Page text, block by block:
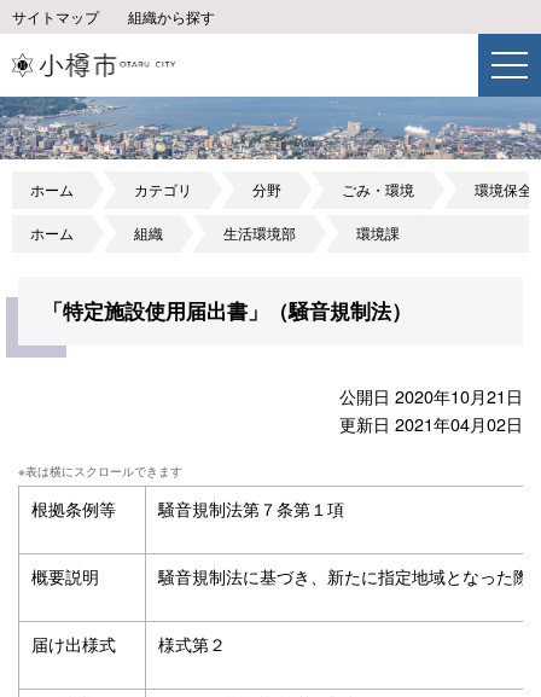
サイトマップ 組織から探す
ホーム カテゴリ 分野 ごみ・環境 環境保全
ホーム 組織 生活環境部 環境課
「特定施設使用届出書」（騒音規制法）
公開日 2020年10月21日
更新日 2021年04月02日
根拠条例等 騒音規制法第７条第１項
概要説明 騒音規制法に基づき、新たに指定地域となった
届け出様式 様式第２